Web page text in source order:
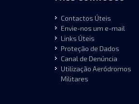
Contactos Úteis
Envie-nos um e-mail
Links Úteis
Proteção de Dados
Canal de Denúncia
Utilização Aeródromos
Militares